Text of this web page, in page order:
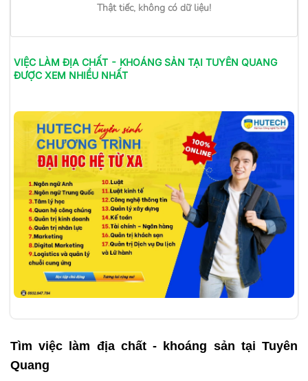
Thật tiếc, không có dữ liệu!
VIỆC LÀM ĐỊA CHẤT - KHOÁNG SẢN TẠI TUYÊN QUANG
ĐƯỢC XEM NHIỀU NHẤT
Tìm việc làm địa chất - khoáng sản tại Tuyên
Quang